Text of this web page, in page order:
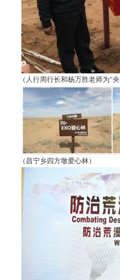
（人行周行长和杨万胜老师为“央
（昌宁乡四方墩爱心林）